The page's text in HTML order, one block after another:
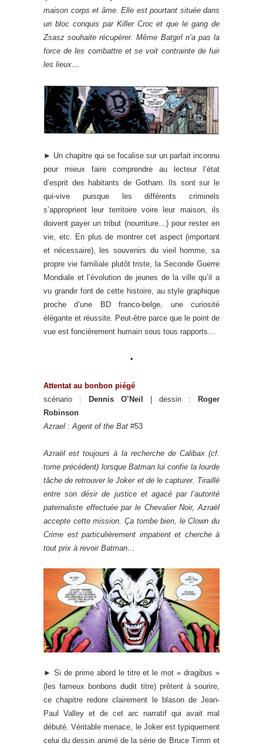
maison corps et âme. Elle est pourtant située dans
un bloc conquis par Killer Croc et que le gang de
Zsasz souhaite récupérer. Même Batgirl n’a pas la
force de les combattre et se voit contrainte de fuir
les lieux…
► Un chapitre qui se focalise sur un parfait inconnu
pour mieux faire comprendre au lecteur l’état
d’esprit des habitants de Gotham. Ils sont sur le
qui-vive puisque les différents criminels
s’approprient leur territoire voire leur maison, ils
doivent payer un tribut (nourriture…) pour rester en
vie, etc. En plus de montrer cet aspect (important
et nécessaire), les souvenirs du vieil homme, sa
propre vie familiale plutôt triste, la Seconde Guerre
Mondiale et l’évolution de jeunes de la ville qu’il a
vu grandir font de cette histoire, au style graphique
proche d’une BD franco-belge, une curiosité
élégante et réussite. Peut-être parce que le point de
vue est foncièrement humain sous tous rapports…
•
Attentat au bonbon piégé
scénario :
Dennis O’Neil | dessin : Roger
Robinson
Azrael : Agent of the Bat #53
Azraël est toujours à la recherche de Calibax (cf.
tome précédent) lorsque Batman lui confie la lourde
tâche de retrouver le Joker et de le capturer. Tiraillé
entre son désir de justice et agacé par l’autorité
paternaliste effectuée par le Chevalier Noir, Azraël
accepte cette mission. Ça tombe bien, le Clown du
Crime est particulièrement impatient et cherche à
tout prix à revoir Batman…
► Si de prime abord le titre et le mot « dragibus »
(les fameux bonbons dudit titre) prêtent à sourire,
ce chapitre redore clairement le blason de Jean-
Paul Valley et de cet arc narratif qui avait mal
débuté. Véritable menace, le Joker est typiquement
celui du dessin animé de la série de Bruce Timm et